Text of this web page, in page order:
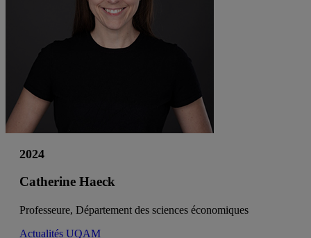
2024
Catherine Haeck
Professeure, Département des sciences économiques
Actualités UQAM